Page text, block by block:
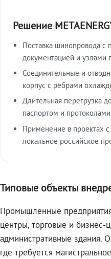
Решение
Поставка шинопровода с
документацией и узлами
Соединительные и
корпус с рёбрами
Длительная перегрузка
паспортом и
Применение в проектах
локальное российское
Типовые объекты
Промышленные
центры, торговые и
административные здания.
где требуется